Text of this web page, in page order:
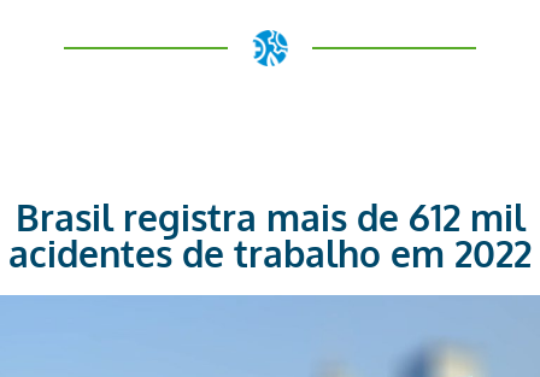
Brasil registra mais de 612 mil
acidentes de trabalho em 2022